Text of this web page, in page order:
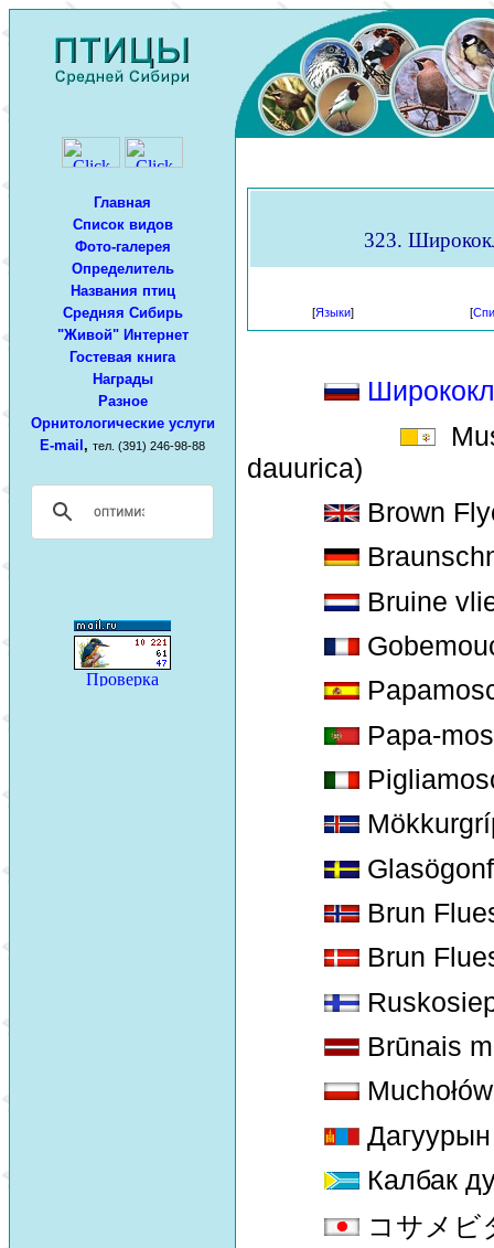
Главная
Список видов
Фото-галерея
Определитель
Названия птиц
Средняя Сибирь
"Живой" Интернет
Гостевая книга
Награды
Разное
Орнитологические услуги
E-mail , тел. (391) 246-98-88
323.
[Языки] [
dauurica)
Brown
Bruine
Papa-
Brun
Brun
Brūnais
Калбак
コサメビ